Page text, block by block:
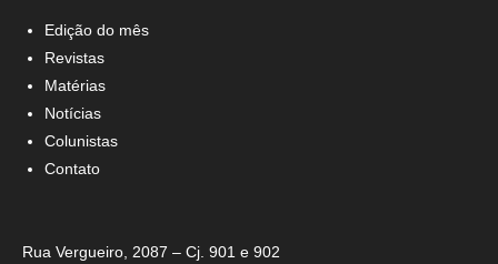
Edição do mês
Revistas
Matérias
Notícias
Colunistas
Contato
Rua Vergueiro, 2087 – Cj. 901 e 902